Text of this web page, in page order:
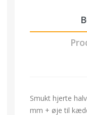
Smukt hjerte
mm + øje til